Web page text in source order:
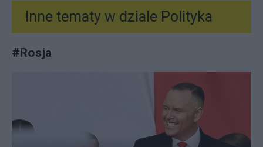
Inne tematy w dziale Polityka
#Rosja